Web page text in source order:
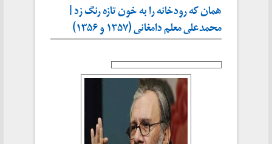
همان که رودخانه را به خون تازه رنگ زد |
محمدعلی معلم دامغانی (۱۳۵۷ و ۱۳۵۶)